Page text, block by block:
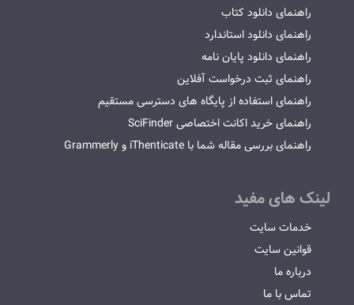
راهنمای دانلود کتاب
راهنمای دانلود استاندارد
راهنمای دانلود پایان نامه
راهنمای ثبت درخواست آفلاین
راهنمای استفاده از پایگاه های دسترسی مستقیم
راهنمای خرید اکانت اختصاصی SciFinder
راهنمای بررسی مقاله شما با iThenticate و Grammerly
لینک های مفید
خدمات سایت
قوانین سایت
درباره ما
تماس با ما